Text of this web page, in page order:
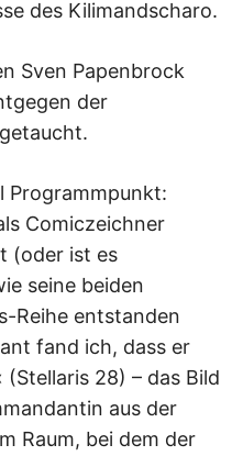
des Kilimandscharo.
Sven Papenbrock
der
Programmpunkt:
Comiczeichner
(oder ist es
seine beiden
Reihe entstanden
fand ich, dass er
28) – das Bild
aus der
Raum, bei dem der